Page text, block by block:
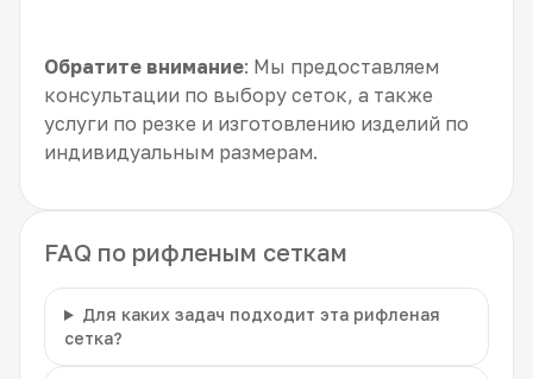
Обратите внимание: Мы предоставляем
консультации по выбору сеток, а также
услуги по резке и изготовлению изделий по
индивидуальным размерам.
FAQ по рифленым сеткам
Для каких задач подходит эта рифленая
сетка?